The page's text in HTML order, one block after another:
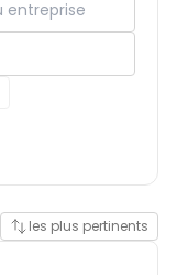
les plus pertinents